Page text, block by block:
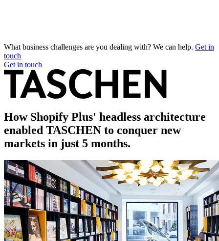
What business challenges are you dealing with? We can help. Get in
touch
Get in touch
How Shopify Plus' headless architecture
enabled TASCHEN to conquer new
markets in just 5 months.